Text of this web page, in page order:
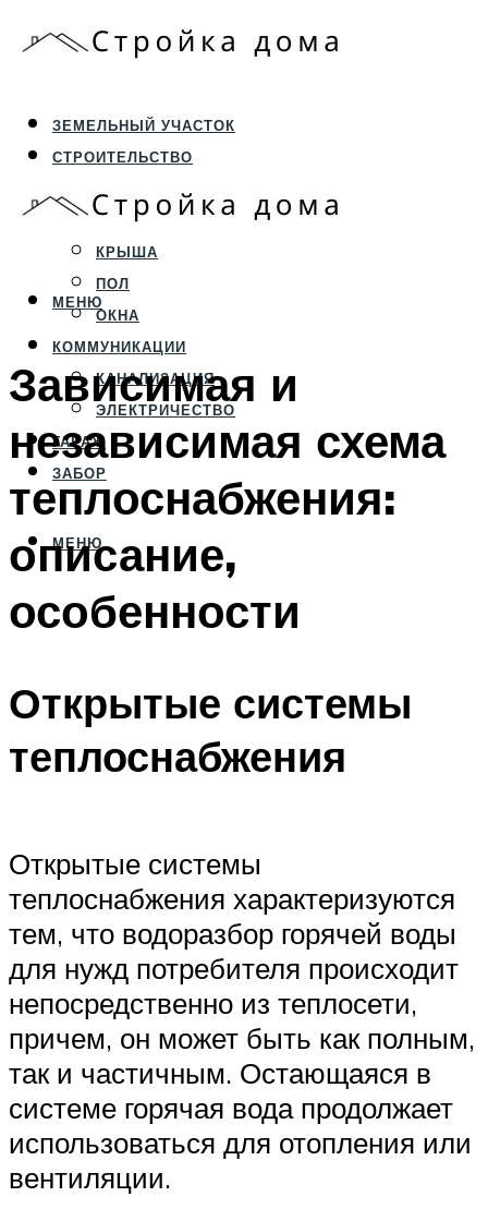
ЗЕМЕЛЬНЫЙ УЧАСТОК
СТРОИТЕЛЬСТВО
ФУНДАМЕНТ И ЦОКОЛЬ
ПЕРЕКРЫТИЯ И СТЕНЫ
КРЫША
ПОЛ
ОКНА
КОММУНИКАЦИИ
КАНАЛИЗАЦИЯ
ЭЛЕКТРИЧЕСТВО
ГАРАЖ
ЗАБОР
МЕНЮ
МЕНЮ
Зависимая и
независимая схема
теплоснабжения:
описание,
особенности
Открытые системы
теплоснабжения
Открытые системы
теплоснабжения характеризуются
тем, что водоразбор горячей воды
для нужд потребителя происходит
непосредственно из теплосети,
причем, он может быть как полным,
так и частичным. Остающаяся в
системе горячая вода продолжает
использоваться для отопления или
вентиляции.